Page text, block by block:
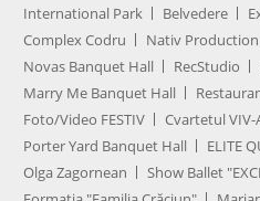
International Park
Belvedere
Complex Codru
Nativ Production
Novas Banquet Hall
RecStudio
Marry Me Banquet Hall
Foto/Video FESTIV
Cvartetul VIV-
Porter Yard Banquet Hall
ELITE
Olga Zagornean
Show Ballet